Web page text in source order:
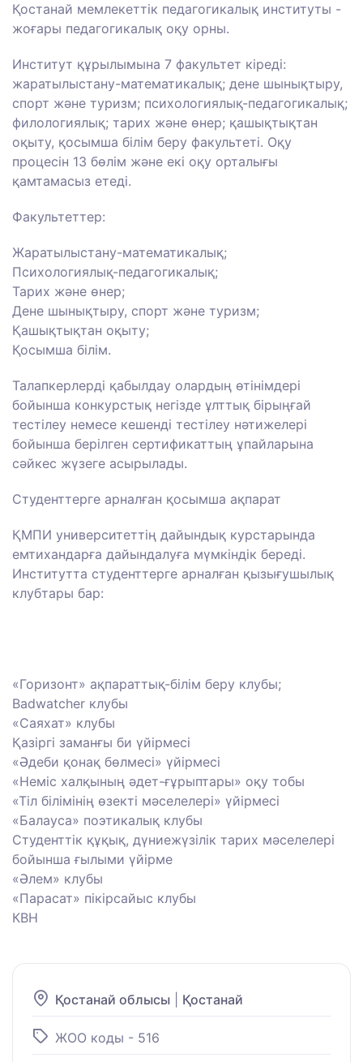
Қостанай мемлекеттік педагогикалық институты -
жоғары педагогикалық оқу орны.
Институт құрылымына 7 факультет кіреді:
жаратылыстану-математикалық; дене шынықтыру,
спорт және туризм; психологиялық-педагогикалық;
филологиялық; тарих және өнер; қашықтықтан
оқыту, қосымша білім беру факультеті. Оқу
процесін 13 бөлім және екі оқу орталығы
қамтамасыз етеді.
Факультеттер:
Жаратылыстану-математикалық;
Психологиялық-педагогикалық;
Тарих және өнер;
Дене шынықтыру, спорт және туризм;
Қашықтықтан оқыту;
Қосымша білім.
Талапкерлерді қабылдау олардың өтінімдері
бойынша конкурстық негізде ұлттық бірыңғай
тестілеу немесе кешенді тестілеу нәтижелері
бойынша берілген сертификаттың ұпайларына
сәйкес жүзеге асырылады.
Студенттерге арналған қосымша ақпарат
ҚМПИ университеттің дайындық курстарында
емтихандарға дайындалуға мүмкіндік береді.
Институтта студенттерге арналған қызығушылық
клубтары бар:
«Горизонт» ақпараттық-білім беру клубы;
Badwatcher клубы
«Саяхат» клубы
Қазіргі заманғы би үйірмесі
«Әдеби қонақ бөлмесі» үйірмесі
«Неміс халқының әдет-ғұрыптары» оқу тобы
«Тіл білімінің өзекті мәселелері» үйірмесі
«Балауса» поэтикалық клубы
Студенттік құқық, дүниежүзілік тарих мәселелері
бойынша ғылыми үйірме
«Әлем» клубы
«Парасат» пікірсайыс клубы
КВН
Қостанай облысы Қостанай
ЖОО коды - 516